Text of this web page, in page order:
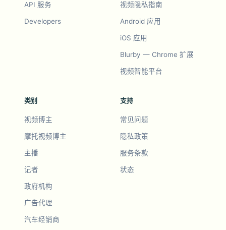
API 服务
Developers
视频隐私指南
Android 应用
iOS 应用
Blurby — Chrome 扩展
视频智能平台
类别
视频博主
摩托视频博主
主播
记者
政府机构
广告代理
汽车经销商
支持
常见问题
隐私政策
服务条款
状态